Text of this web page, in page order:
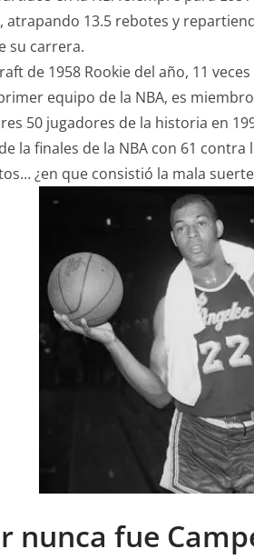
13.5 rebotes y
su carrera.
de 1958 Rookie del año, 11
equipo de la NBA, es
50 jugadores de la historia en
la finales de la NBA con 61 contra
¿en que consistió la mala
nunca fue